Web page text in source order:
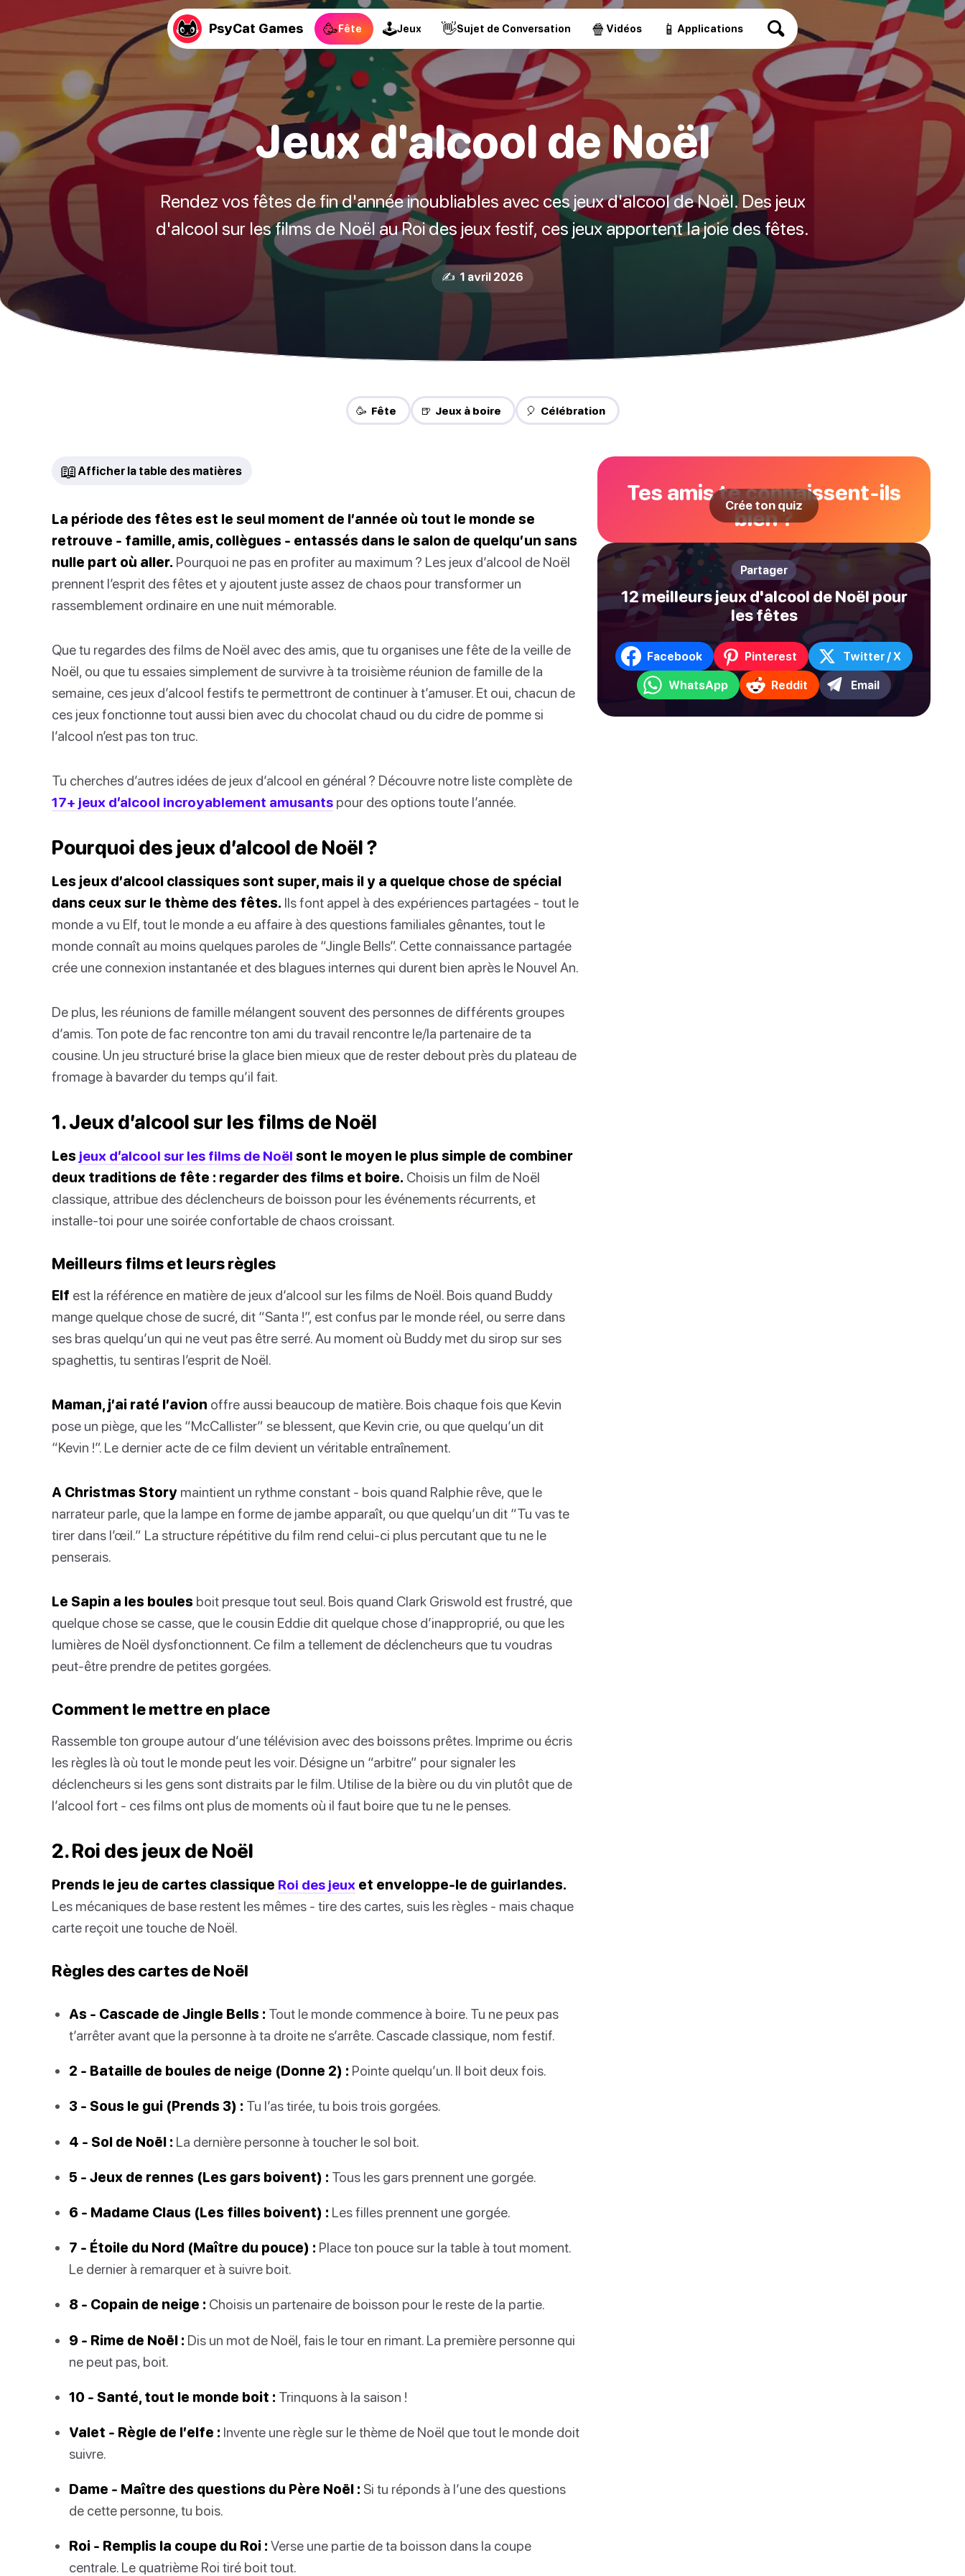
PsyCat Games 🥳Fête 🕹Jeux 👋Sujet de Conversation 🍿 Vidéos 📱 Applications
Jeux d'alcool de Noël
Rendez vos fêtes de fin d'année inoubliables avec ces jeux d'alcool de Noël. Des jeux
d'alcool sur les films de Noël au Roi des jeux festif, ces jeux apportent la joie des fêtes.
✍️ 1 avril 2026
🥳 Fête 🍺 Jeux à boire 🎈 Célébration
📖 Afficher la table des matières
La période des fêtes est le seul moment de l’année où tout le monde se
retrouve - famille, amis, collègues - entassés dans le salon de quelqu’un sans
nulle part où aller. Pourquoi ne pas en profiter au maximum ? Les jeux d’alcool de Noël
prennent l’esprit des fêtes et y ajoutent juste assez de chaos pour transformer un
rassemblement ordinaire en une nuit mémorable.
Que tu regardes des films de Noël avec des amis, que tu organises une fête de la veille de
Noël, ou que tu essaies simplement de survivre à ta troisième réunion de famille de la
semaine, ces jeux d’alcool festifs te permettront de continuer à t’amuser. Et oui, chacun de
ces jeux fonctionne tout aussi bien avec du chocolat chaud ou du cidre de pomme si
l’alcool n’est pas ton truc.
Tu cherches d’autres idées de jeux d’alcool en général ? Découvre notre liste complète de
17+ jeux d’alcool incroyablement amusants pour des options toute l’année.
Pourquoi des jeux d’alcool de Noël ?
Les jeux d’alcool classiques sont super, mais il y a quelque chose de spécial
dans ceux sur le thème des fêtes. Ils font appel à des expériences partagées - tout le
monde a vu Elf, tout le monde a eu affaire à des questions familiales gênantes, tout le
monde connaît au moins quelques paroles de “Jingle Bells”. Cette connaissance partagée
crée une connexion instantanée et des blagues internes qui durent bien après le Nouvel An.
De plus, les réunions de famille mélangent souvent des personnes de différents groupes
d’amis. Ton pote de fac rencontre ton ami du travail rencontre le/la partenaire de ta
cousine. Un jeu structuré brise la glace bien mieux que de rester debout près du plateau de
fromage à bavarder du temps qu’il fait.
1. Jeux d’alcool sur les films de Noël
Les jeux d’alcool sur les films de Noël sont le moyen le plus simple de combiner
deux traditions de fête : regarder des films et boire. Choisis un film de Noël
classique, attribue des déclencheurs de boisson pour les événements récurrents, et
installe-toi pour une soirée confortable de chaos croissant.
Meilleurs films et leurs règles
Elf est la référence en matière de jeux d’alcool sur les films de Noël. Bois quand Buddy
mange quelque chose de sucré, dit “Santa !”, est confus par le monde réel, ou serre dans
ses bras quelqu’un qui ne veut pas être serré. Au moment où Buddy met du sirop sur ses
spaghettis, tu sentiras l’esprit de Noël.
Maman, j’ai raté l’avion offre aussi beaucoup de matière. Bois chaque fois que Kevin
pose un piège, que les “McCallister” se blessent, que Kevin crie, ou que quelqu’un dit
“Kevin !”. Le dernier acte de ce film devient un véritable entraînement.
A Christmas Story maintient un rythme constant - bois quand Ralphie rêve, que le
narrateur parle, que la lampe en forme de jambe apparaît, ou que quelqu’un dit “Tu vas te
tirer dans l’œil.” La structure répétitive du film rend celui-ci plus percutant que tu ne le
penserais.
Le Sapin a les boules boit presque tout seul. Bois quand Clark Griswold est frustré, que
quelque chose se casse, que le cousin Eddie dit quelque chose d’inapproprié, ou que les
lumières de Noël dysfonctionnent. Ce film a tellement de déclencheurs que tu voudras
peut-être prendre de petites gorgées.
Comment le mettre en place
Rassemble ton groupe autour d’une télévision avec des boissons prêtes. Imprime ou écris
les règles là où tout le monde peut les voir. Désigne un “arbitre” pour signaler les
déclencheurs si les gens sont distraits par le film. Utilise de la bière ou du vin plutôt que de
l’alcool fort - ces films ont plus de moments où il faut boire que tu ne le penses.
2. Roi des jeux de Noël
Prends le jeu de cartes classique Roi des jeux et enveloppe-le de guirlandes.
Les mécaniques de base restent les mêmes - tire des cartes, suis les règles - mais chaque
carte reçoit une touche de Noël.
Règles des cartes de Noël
As - Cascade de Jingle Bells : Tout le monde commence à boire. Tu ne peux pas
t’arrêter avant que la personne à ta droite ne s’arrête. Cascade classique, nom festif.
2 - Bataille de boules de neige (Donne 2) : Pointe quelqu’un. Il boit deux fois.
3 - Sous le gui (Prends 3) : Tu l’as tirée, tu bois trois gorgées.
4 - Sol de Noël : La dernière personne à toucher le sol boit.
5 - Jeux de rennes (Les gars boivent) : Tous les gars prennent une gorgée.
6 - Madame Claus (Les filles boivent) : Les filles prennent une gorgée.
7 - Étoile du Nord (Maître du pouce) : Place ton pouce sur la table à tout moment.
Le dernier à remarquer et à suivre boit.
8 - Copain de neige : Choisis un partenaire de boisson pour le reste de la partie.
9 - Rime de Noël : Dis un mot de Noël, fais le tour en rimant. La première personne qui
ne peut pas, boit.
10 - Santé, tout le monde boit : Trinquons à la saison !
Valet - Règle de l’elfe : Invente une règle sur le thème de Noël que tout le monde doit
suivre.
Dame - Maître des questions du Père Noël : Si tu réponds à l’une des questions
de cette personne, tu bois.
Roi - Remplis la coupe du Roi : Verse une partie de ta boisson dans la coupe
centrale. Le quatrième Roi tiré boit tout.
Tes amis te connaissent-ils
bien ?
Crée ton quiz
Partager
12 meilleurs jeux d'alcool de Noël pour
les fêtes
Facebook Pinterest Twitter / X
WhatsApp Reddit Email